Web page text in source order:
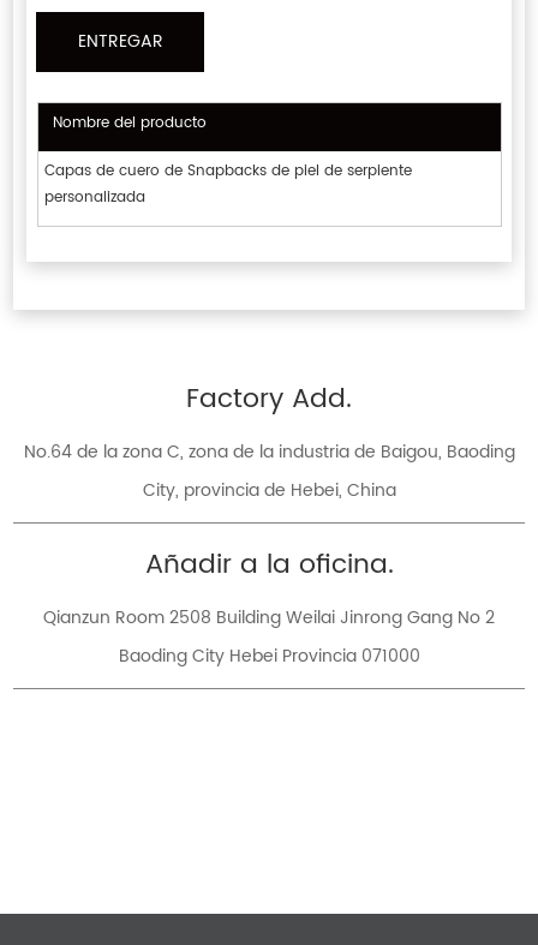
Nombre del producto
Capas de cuero de Snapbacks de piel de serpiente
personalizada
Factory Add.
No.64 de la zona C, zona de la industria de Baigou, Baoding
City, provincia de Hebei, China
Añadir a la oficina.
Qianzun Room 2508 Building Weilai Jinrong Gang No 2
Baoding City Hebei Provincia 071000